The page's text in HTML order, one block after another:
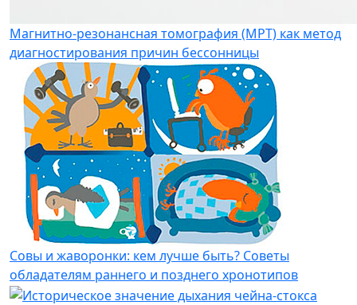
Магнитно-резонансная томография (МРТ) как метод
диагностирования причин бессонницы
Совы и жаворонки: кем лучше быть? Советы
обладателям раннего и позднего хронотипов